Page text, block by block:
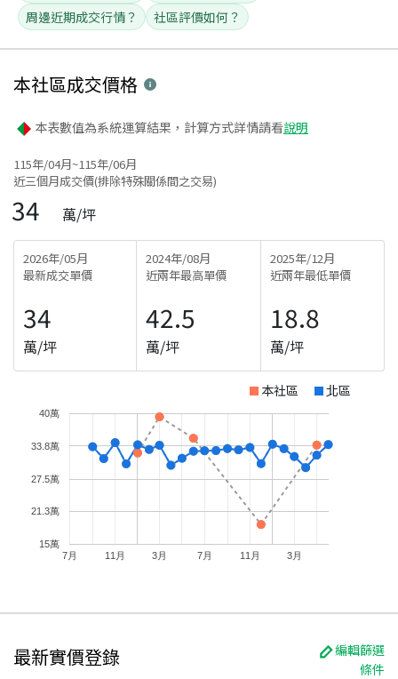
周邊近期成交行情？
社區評價如何？
本社區成交價格
本表數值為系統運算結果，計算方式詳情請看說明
115年/04月~115年/06月
近三個月成交價(排除特殊關係間之交易)
34 萬/坪
2026年/05月
最新成交單價
34
萬/坪
2024年/08月
近兩年最高單價
42.5
萬/坪
2025年/12月
近兩年最低單價
18.8
萬/坪
本社區 北區
7月 11月 3月 7月 11月 3月
15萬
21.3萬
27.5萬
33.8萬
40萬
最新實價登錄
編輯篩選
條件